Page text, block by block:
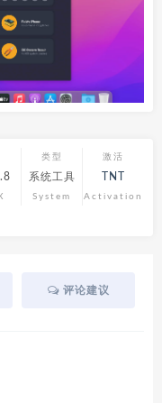
类型
系统工具
System
激活
TNT
Activation
评论建议